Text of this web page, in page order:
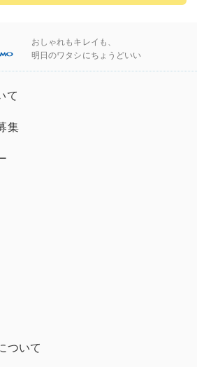
おしゃれもキレイも、
明日のワタシにちょうどいい
て
集
ついて